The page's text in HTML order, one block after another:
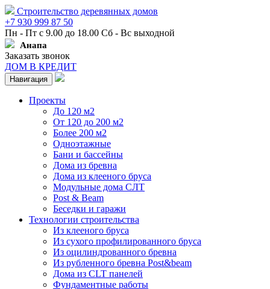
Строительство деревянных домов
+7 930 999 87 50
Пн - Пт с 9.00 до 18.00 Сб - Вс выходной
Анапа
Заказать звонок
ДОМ В КРЕДИТ
Навигация
Проекты
До 120 м2
От 120 до 200 м2
Более 200 м2
Одноэтажные
Бани и бассейны
Дома из бревна
Дома из клееного бруса
Модульные дома СЛТ
Post & Beam
Беседки и гаражи
Технологии строительства
Из клееного бруса
Из сухого профилированного бруса
Из оцилиндрованного бревна
Из рубленного бревна Post&beam
Дома из CLT панелей
Фундаментные работы